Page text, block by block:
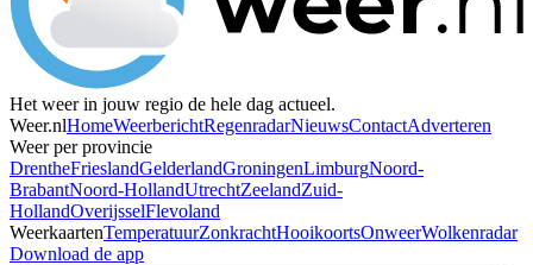
Het weer in jouw regio de hele dag actueel.
Weer.nlHomeWeerberichtRegenradarNieuwsContactAdverteren
Weer per provincie
DrentheFrieslandGelderlandGroningenLimburgNoord-
BrabantNoord-HollandUtrechtZeelandZuid-
HollandOverijsselFlevoland
WeerkaartenTemperatuurZonkrachtHooikoortsOnweerWolkenradar
Download de app